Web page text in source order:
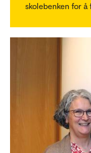
skolebenken for å